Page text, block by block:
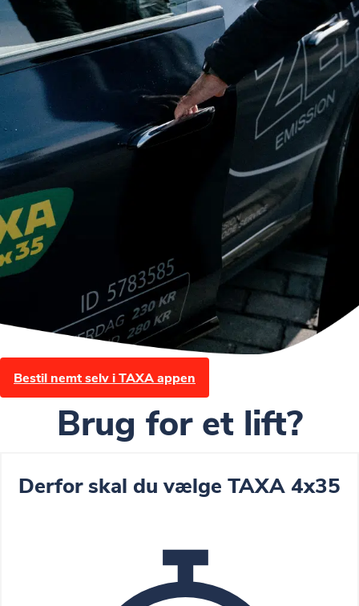
Bestil nemt selv i TAXA appen
Brug for et lift?
Derfor skal du vælge TAXA 4x35